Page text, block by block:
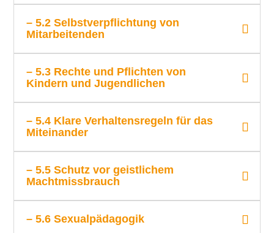
– 5.2 Selbstverpflichtung von
Mitarbeitenden
– 5.3 Rechte und Pflichten von
Kindern und Jugendlichen
– 5.4 Klare Verhaltensregeln für das
Miteinander
– 5.5 Schutz vor geistlichem
Machtmissbrauch
– 5.6 Sexualpädagogik